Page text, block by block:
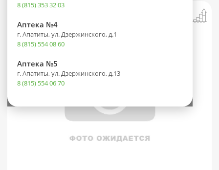
8 (815) 353 32 03
Аптека №4
г. Апатиты, ул. Дзержинского, д.1
8 (815) 554 08 60
Аптека №5
г. Апатиты, ул. Дзержинского, д.13
8 (815) 554 06 70